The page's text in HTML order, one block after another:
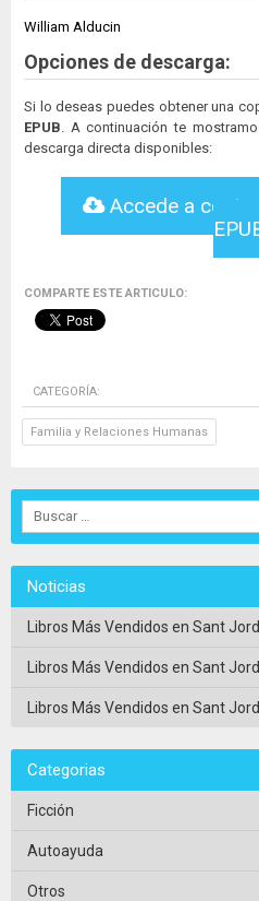
William Alducin
Opciones de descarga:
Si lo deseas puedes obtener una
EPUB . A continuación te
descarga directa disponibles:
Accede a
COMPARTE ESTE ARTICULO:
CATEGORÍA:
Familia y Relaciones Humanas
Noticias
Libros Más Vendidos en Sant
Libros Más Vendidos en Sant
Libros Más Vendidos en Sant
Categorias
Ficción
Autoayuda
Otros